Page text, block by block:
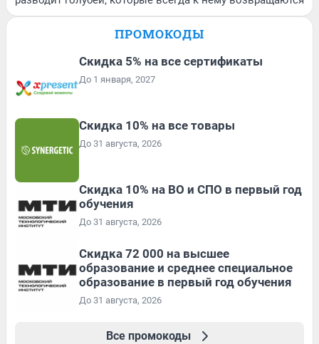
ПРОМОКОДЫ
Скидка 5% на все сертификаты
До 1 января, 2027
Скидка 10% на все товары
До 31 августа, 2026
Скидка 10% на ВО и СПО в первый год
обучения
До 31 августа, 2026
Скидка 72 000 на высшее
образование и среднее специальное
образование в первый год обучения
До 31 августа, 2026
Все промокоды